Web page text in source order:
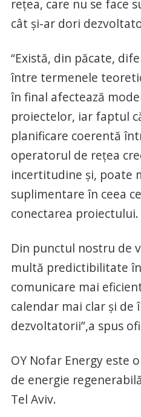
rețea, care nu se face
cât și-ar dori
“Există, din păcate,
între termenele
în final afectează
proiectelor, iar faptul
planificare coerentă
operatorul de reţea
incertitudine şi, poate
suplimentare în ceea
conectarea proiectului.
Din punctul nostru de
multă predictibilitate
comunicare mai
calendar mai clar şi
dezvoltatorii”,a spus
OY Nofar Energy este
de energie
Tel Aviv.